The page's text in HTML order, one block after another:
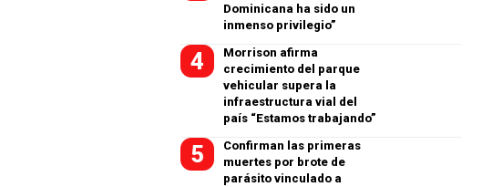
Dominicana ha sido un
inmenso privilegio”
Morrison afirma
crecimiento del parque
vehicular supera la
infraestructura vial del
país “Estamos trabajando”
Confirman las primeras
muertes por brote de
parásito vinculado a